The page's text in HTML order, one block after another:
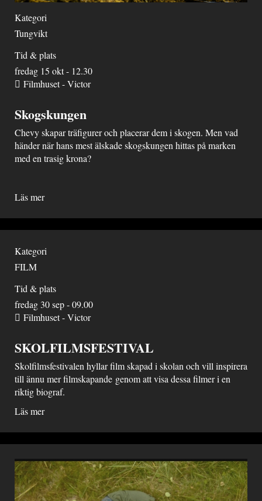
Kategori
Tungvikt
Tid & plats
fredag 15 okt - 12.30
Filmhuset - Victor
Skogskungen
Chevy skapar träfigurer och placerar dem i skogen. Men vad
händer när hans mest älskade skogskungen hittas på marken
med en trasig krona?
Läs mer
Kategori
FILM
Tid & plats
fredag 30 sep - 09.00
Filmhuset - Victor
SKOLFILMSFESTIVAL
Skolfilmsfestivalen hyllar film skapad i skolan och vill inspirera
till ännu mer filmskapande genom att visa dessa filmer i en
riktig biograf.
Läs mer